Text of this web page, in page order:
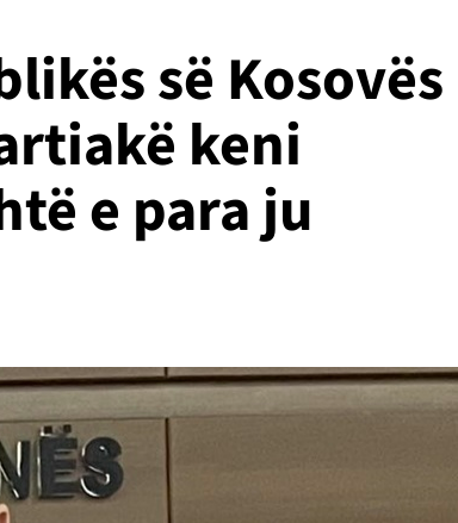
së Kosovës
keni
e para ju